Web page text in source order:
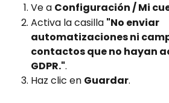
Ve a Configuración / Mi
Activa la casilla "No enviar
automatizaciones ni
contactos que no hayan
GDPR.".
Haz clic en Guardar.